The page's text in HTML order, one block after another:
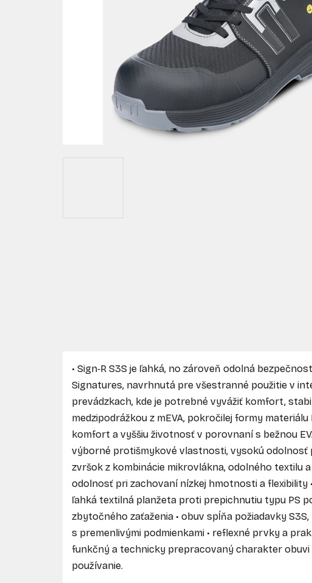
• Sign‑R S3S je ľahká, no zároveň odolná
Signatures, navrhnutá pre všestranné použitie v
prevádzkach, kde je potrebné vyvážiť komfort,
medzipodrážkou z mEVA, pokročilej formy
komfort a vyššiu životnosť v porovnaní s bežnou
výborné protišmykové vlastnosti, vysokú odolnosť
zvršok z kombinácie mikrovlákna, odolného textilu
odolnosť pri zachovaní nízkej hmotnosti a flexibility
ľahká textilná planžeta proti prepichnutiu typu PS
zbytočného zaťaženia • obuv spĺňa požiadavky S3S,
s premenlivými podmienkami • reflexné prvky a
funkčný a technicky prepracovaný charakter
používanie.